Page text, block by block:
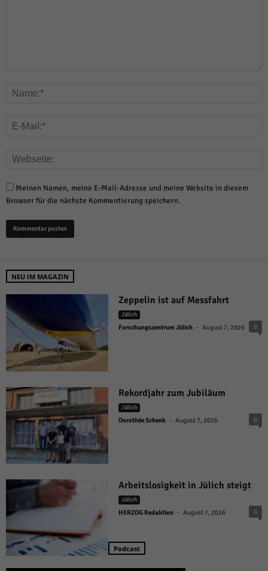
Meinen Namen, meine E-Mail-Adresse und meine Website in diesem
Browser für die nächste Kommentierung speichern.
NEU IM MAGAZIN
Zeppelin ist auf Messfahrt
Jülich
Forschungszentrum Jülich - August 7, 2026 0
Rekordjahr zum Jubiläum
Jülich
Dorothée Schenk - August 7, 2026 0
Arbeitslosigkeit in Jülich steigt
Jülich
HERZOG Redaktion - August 7, 2026 0
Podcast